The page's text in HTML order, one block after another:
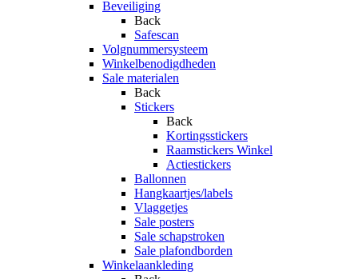
Beveiliging
Back
Safescan
Volgnummersysteem
Winkelbenodigdheden
Sale materialen
Back
Stickers
Back
Kortingsstickers
Raamstickers Winkel
Actiestickers
Ballonnen
Hangkaartjes/labels
Vlaggetjes
Sale posters
Sale schapstroken
Sale plafondborden
Winkelaankleding